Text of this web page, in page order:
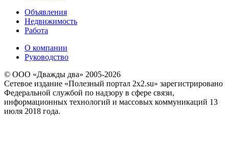
Объявления
Недвижимость
Работа
О компании
Руководство
© ООО «Дважды два» 2005-2026
Сетевое издание «Полезный портал 2x2.su» зарегистрировано
Федеральной службой по надзору в сфере связи,
информационных технологий и массовых коммуникаций 13
июля 2018 года.